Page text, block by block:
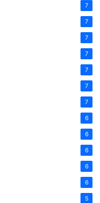
7
7
7
7
7
7
7
6
6
6
6
6
5